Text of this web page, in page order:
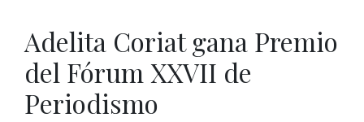
Adelita Coriat gana Premio
del Fórum XXVII de
Periodismo